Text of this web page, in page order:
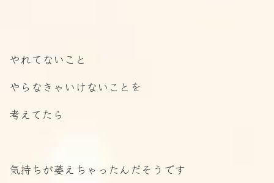
やれてないこと
やらなきゃいけないことを
考えてたら
気持ちが萎えちゃったんだそうです